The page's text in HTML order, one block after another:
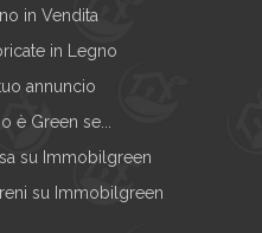
in Vendita
in Legno
annuncio
è Green se...
su Immobilgreen
su Immobilgreen